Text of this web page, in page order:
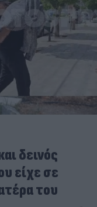
δεινός
είχε σε
του